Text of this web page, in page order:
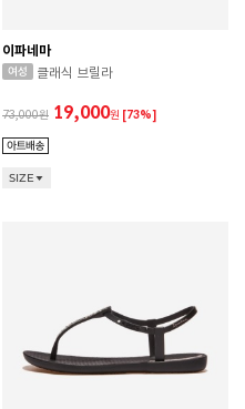
이파네마
클래식 브릴라
73,000 19,000원 [73%]
SIZE